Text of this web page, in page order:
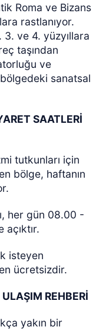
Roma ve Bizans
rastlanıyor.
3. ve 4. yüzyıllara
taşından
ve
bölgedeki sanatsal
SAATLERİ
tutkunları için
bölge, haftanın
her gün 08.00 -
isteyen
ücretsizdir.
REHBERİ
yakın bir